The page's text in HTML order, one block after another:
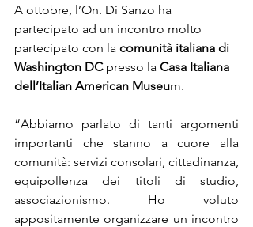
A ottobre, l’On. Di Sanzo ha
partecipato ad un incontro molto
partecipato con la comunità italiana di
Washington DC presso la Casa Italiana
dell’Italian American Museum.
“Abbiamo parlato di tanti argomenti
importanti che stanno a cuore alla
comunità: servizi consolari, cittadinanza,
equipollenza dei titoli di studio,
associazionismo. Ho voluto
appositamente organizzare un incontro